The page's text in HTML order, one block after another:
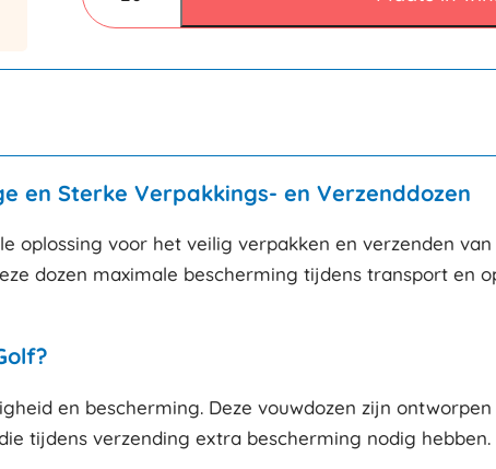
mm
BC
golf
en Sterke Verpakkings- en Verzenddozen
oplossing voor het veilig verpakken en verzenden
dozen maximale bescherming tijdens transport en
en bescherming. Deze vouwdozen zijn
tijdens verzending extra bescherming nodig hebben.